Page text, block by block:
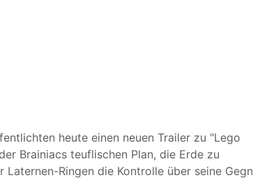
heute einen neuen Trailer zu "Lego
Brainiacs teuflischen Plan, die Erde zu
Ringen die Kontrolle über seine